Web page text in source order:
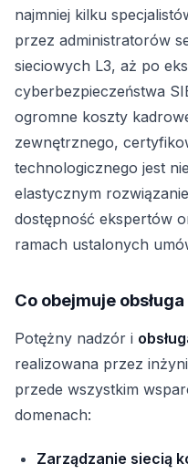
najmniej kilku
przez administratorów
sieciowych L3, aż po
cyberbezpieczeństwa
ogromne koszty
zewnętrznego,
technologicznego jest
elastycznym
dostępność ekspertów
ramach ustalonych
Co obejmuje
Potężny nadzór i
realizowana przez
przede wszystkim
domenach:
Zarządzanie siecią